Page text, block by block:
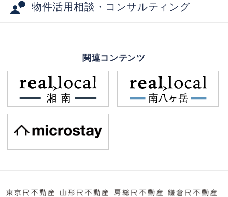
物件活用相談・コンサルティング
関連コンテンツ